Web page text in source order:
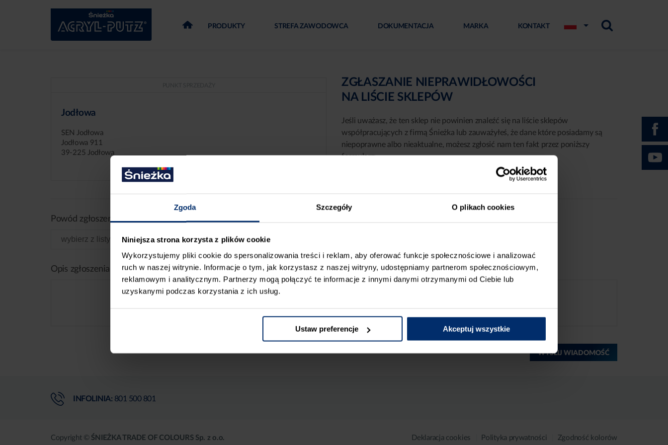
Zgoda Szczegóły O plikach cookies
Niniejsza strona korzysta z plików cookie
Wykorzystujemy pliki cookie do spersonalizowania treści i reklam, aby oferować funkcje społecznościowe i analizować
ruch w naszej witrynie. Informacje o tym, jak korzystasz z naszej witryny, udostępniamy partnerom społecznościowym,
reklamowym i analitycznym. Partnerzy mogą połączyć te informacje z innymi danymi otrzymanymi od Ciebie lub
uzyskanymi podczas korzystania z ich usług.
Ustaw preferencje Akceptuj wszystkie
PRODUKTY STREFA ZAWODOWCA DOKUMENTACJA MARKA KONTAKT
Jodłowa
SEN Jodłowa
Jodłowa 911
39-225 Jodłowa
ZGŁASZANIE NIEPRAWIDŁOWOŚCI
NA LIŚCIE SKLEPÓW
Jeśli uważasz, że ten sklep nie powinien znaleźć się na liście sklepów
współpracujących z firmą Śnieżka lub zauważyłeś, że dane które posiadamy są
niepoprawne albo nieaktualne, możesz zgłosić nam ten fakt przez poniższy
formularz:
Powód zgłoszenia
Opis zgłoszenia
WYŚLIJ WIADOMOŚĆ
INFOLINIA: 801 500 801
Copyright © ŚNIEŻKA TRADE OF COLOURS Sp. z o.o. Deklaracja cookies Polityka prywatności Zgodność kolorów